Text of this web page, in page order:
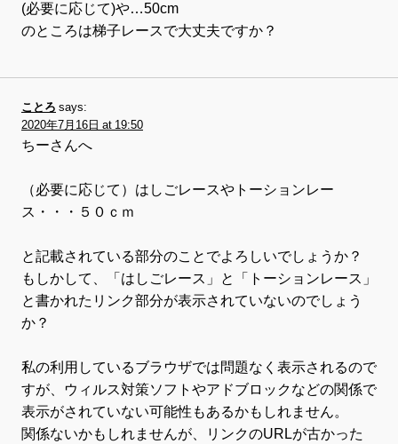
(必要に応じて)や…50cm
のところは梯子レースで大丈夫ですか？
ことろ says:
2020年7月16日 at 19:50
ちーさんへ
（必要に応じて）はしごレースやトーションレー
ス・・・５０ｃｍ
と記載されている部分のことでよろしいでしょうか？
もしかして、「はしごレース」と「トーションレース」
と書かれたリンク部分が表示されていないのでしょう
か？
私の利用しているブラウザでは問題なく表示されるので
すが、ウィルス対策ソフトやアドブロックなどの関係で
表示がされていない可能性もあるかもしれません。
関係ないかもしれませんが、リンクのURLが古かった